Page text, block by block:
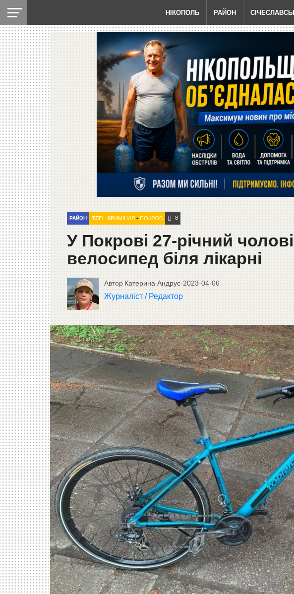
НІКОПОЛЬ РАЙОН
РАЙОН ТЕГ: КРИМІНАЛ• ПОКРОВ 8
У Покрові 27-річний
велосипед біля лікарні
Автор Катерина Андрус-2023-04-06
Журналіст / Редактор